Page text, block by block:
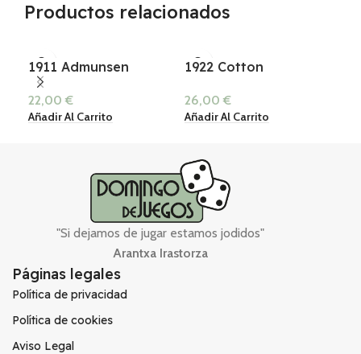
Productos relacionados
1911 Admunsen
22,00 €
Añadir Al Carrito
1922 Cotton
26,00 €
Añadir Al Carrito
"Si dejamos de jugar estamos jodidos"
Arantxa Irastorza
Páginas legales
Política de privacidad
Política de cookies
Aviso Legal